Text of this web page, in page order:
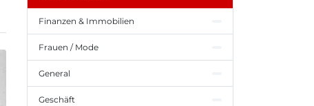
Finanzen & Immobilien
Frauen / Mode
General
Geschäft